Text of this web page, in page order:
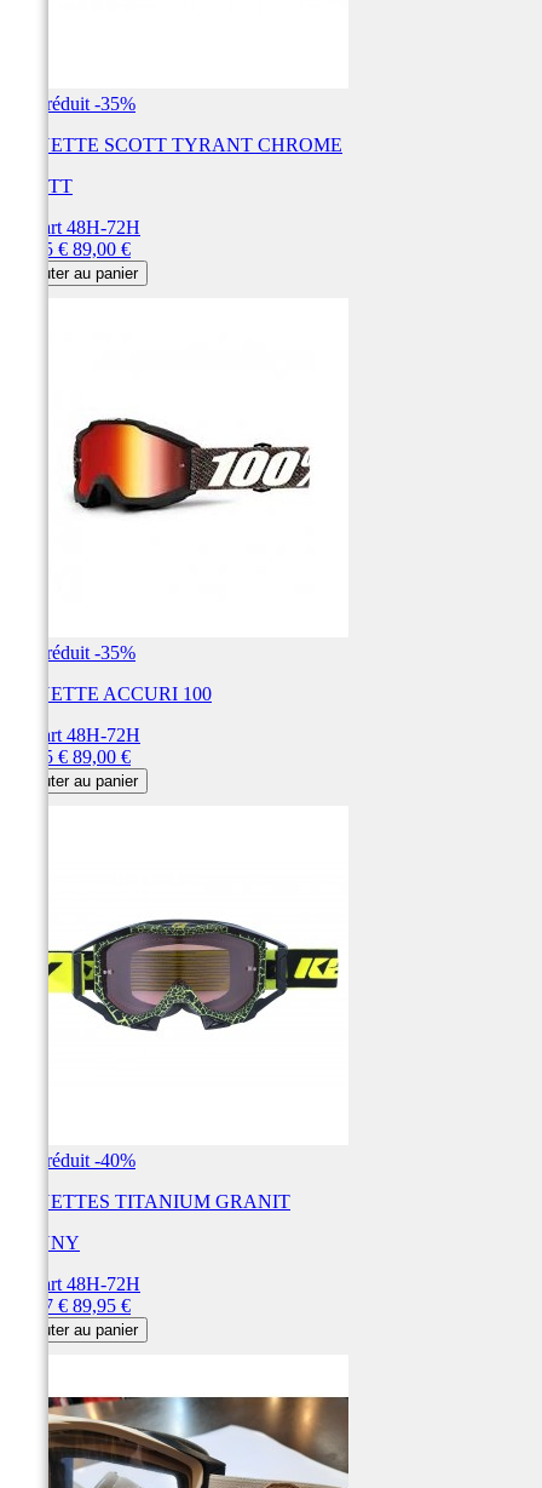
Prix réduit -35%
LUNETTE SCOTT TYRANT CHROME
SCOTT
Départ 48H-72H
57,85 € Prix
de
base
89,00 €
Ajouter au panier
Prix réduit -35%
LUNETTE ACCURI 100
Départ 48H-72H
57,85 € Prix
de
base
89,00 €
Ajouter au panier
Prix réduit -40%
LUNETTES TITANIUM GRANIT
KENNY
Départ 48H-72H
53,97 € Prix
de
base
89,95 €
Ajouter au panier